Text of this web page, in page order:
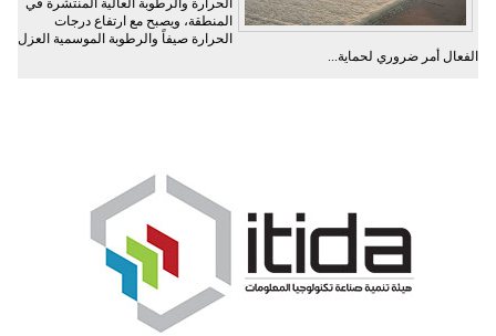
المنطقة، ويصبح مع ارتفاع درجات
الحرارة صيفاً والرطوبة الموسمية العزل
الفعال أمر ضروري لحماية...